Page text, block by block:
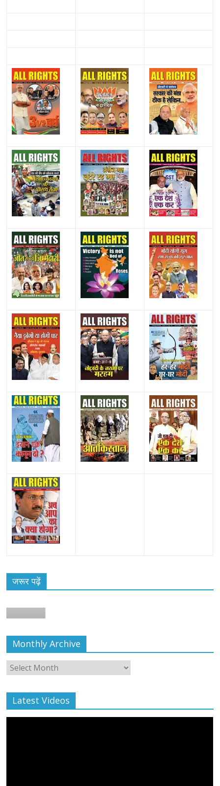
जरूर पढ़ें
Monthly Archive
Monthly
Archive
Latest Videos